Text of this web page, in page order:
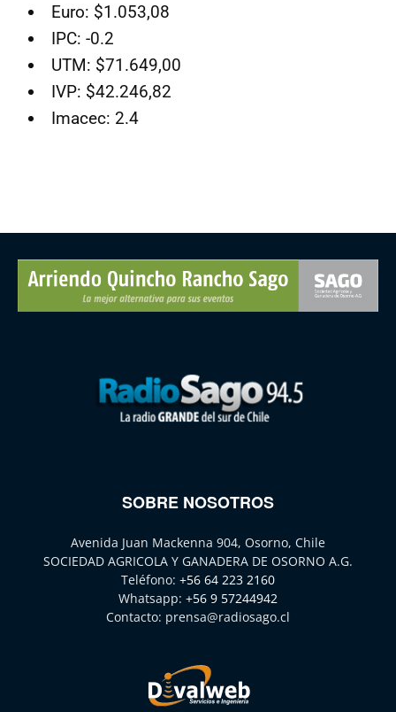
Euro: $1.053,08
IPC: -0.2
UTM: $71.649,00
IVP: $42.246,82
Imacec: 2.4
SOBRE NOSOTROS
Avenida Juan Mackenna 904, Osorno, Chile
SOCIEDAD AGRICOLA Y GANADERA DE OSORNO A.G.
Teléfono: +56 64 223 2160
Whatsapp: +56 9 57244942
Contacto: prensa@radiosago.cl